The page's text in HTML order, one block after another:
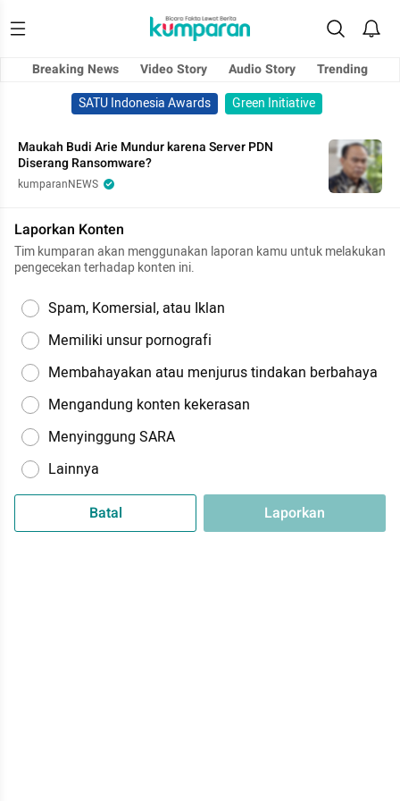
Breaking News Video Story Audio Story
Trending
SATU Indonesia Awards
Green Initiative
Maukah Budi Arie Mundur karena Server PDN
Diserang Ransomware?
kumparanNEWS
Laporkan Konten
Tim kumparan akan menggunakan laporan kamu untuk melakukan
pengecekan terhadap konten ini.
Spam, Komersial, atau Iklan
Memiliki unsur pornografi
Membahayakan atau menjurus tindakan berbahaya
Mengandung konten kekerasan
Menyinggung SARA
Lainnya
Batal Laporkan